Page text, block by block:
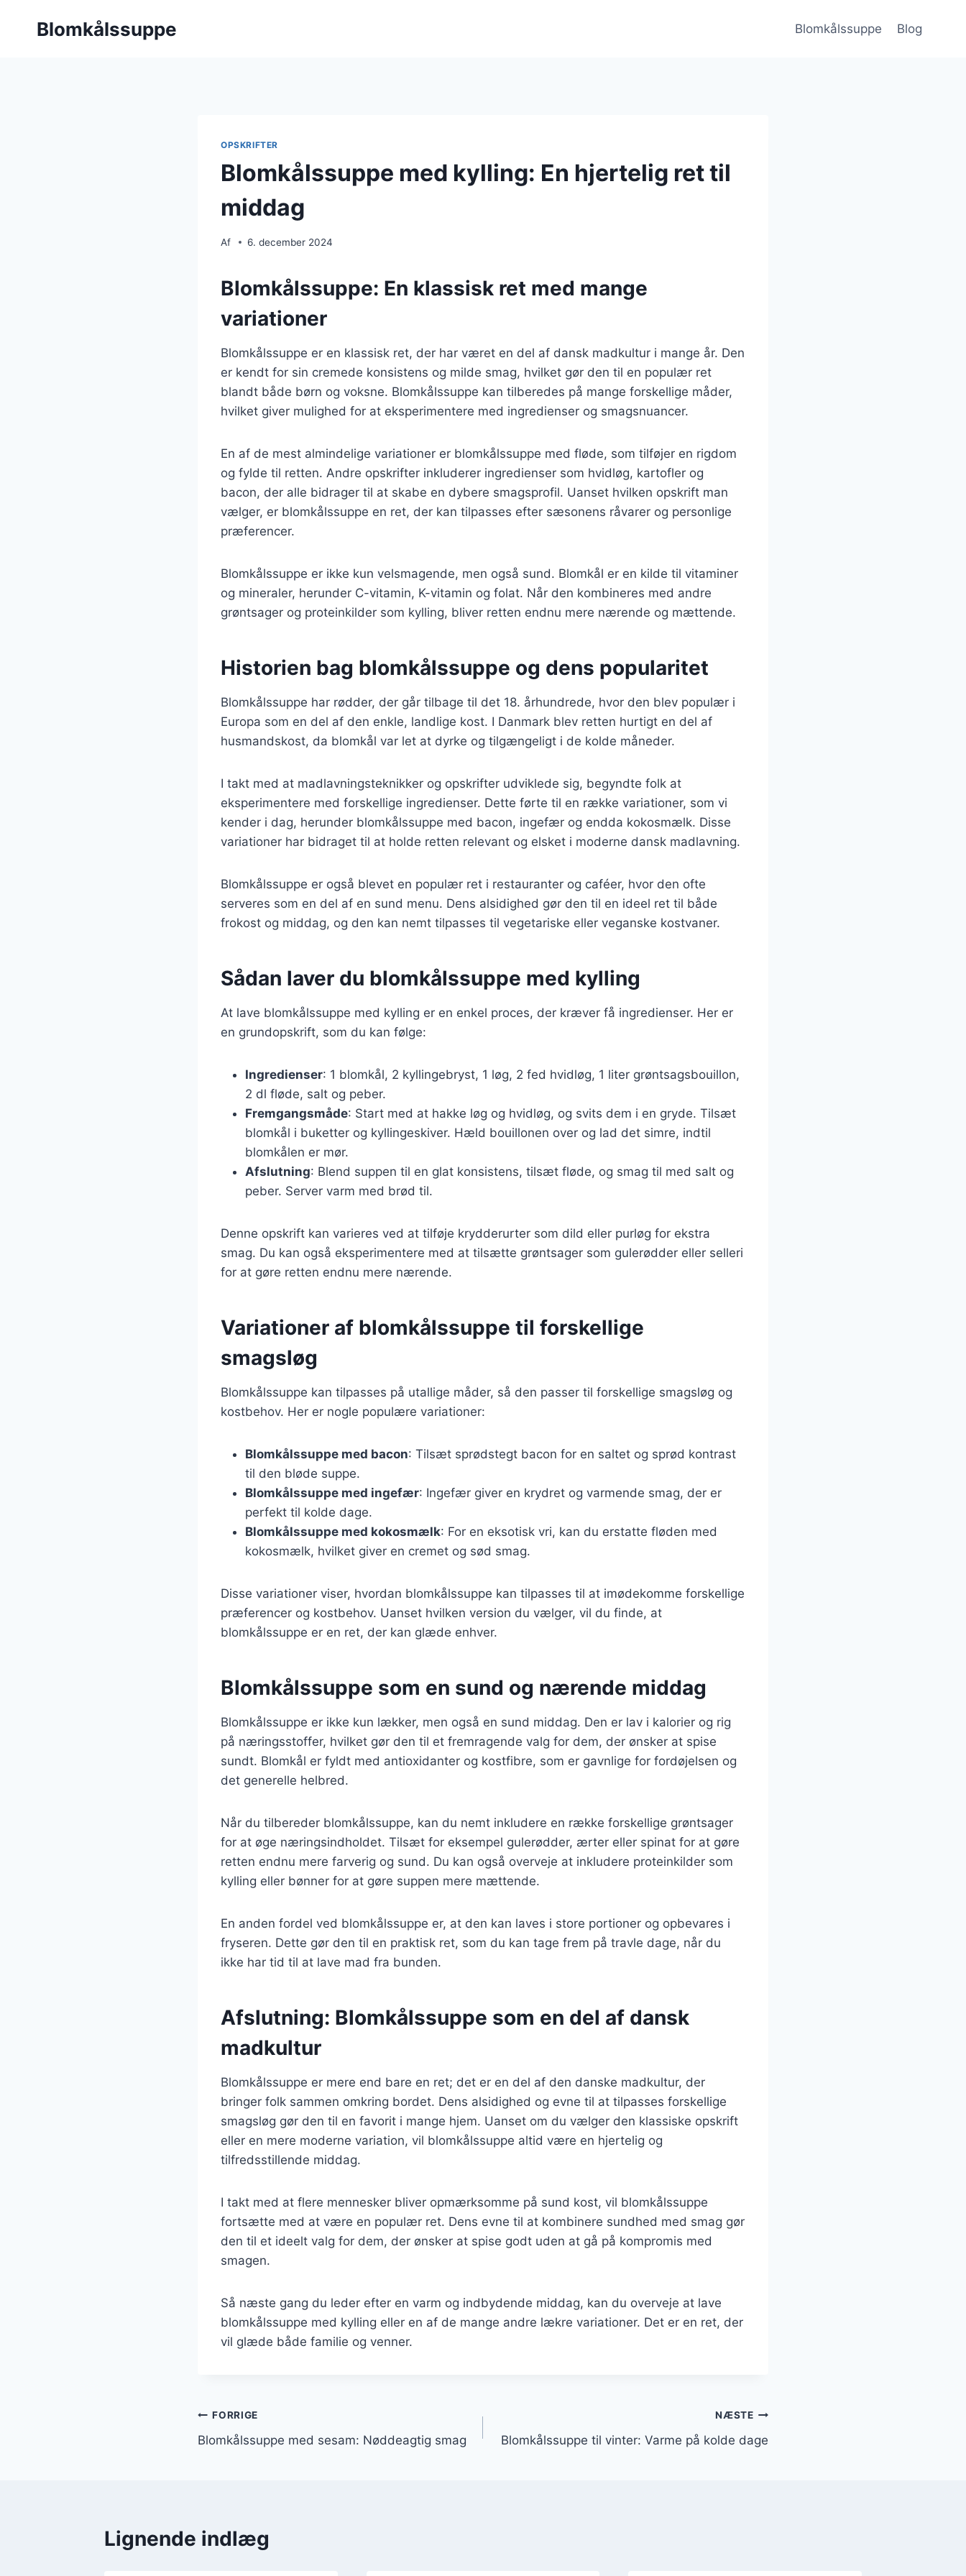
Blomkålssuppe Blomkålssuppe Blog
OPSKRIFTER
Blomkålssuppe med kylling: En hjertelig ret til
middag
Af 6. december 2024
Blomkålssuppe: En klassisk ret med mange
variationer
Blomkålssuppe er en klassisk ret, der har været en del af dansk madkultur i mange år. Den
er kendt for sin cremede konsistens og milde smag, hvilket gør den til en populær ret
blandt både børn og voksne. Blomkålssuppe kan tilberedes på mange forskellige måder,
hvilket giver mulighed for at eksperimentere med ingredienser og smagsnuancer.
En af de mest almindelige variationer er blomkålssuppe med fløde, som tilføjer en rigdom
og fylde til retten. Andre opskrifter inkluderer ingredienser som hvidløg, kartofler og
bacon, der alle bidrager til at skabe en dybere smagsprofil. Uanset hvilken opskrift man
vælger, er blomkålssuppe en ret, der kan tilpasses efter sæsonens råvarer og personlige
præferencer.
Blomkålssuppe er ikke kun velsmagende, men også sund. Blomkål er en kilde til vitaminer
og mineraler, herunder C-vitamin, K-vitamin og folat. Når den kombineres med andre
grøntsager og proteinkilder som kylling, bliver retten endnu mere nærende og mættende.
Historien bag blomkålssuppe og dens popularitet
Blomkålssuppe har rødder, der går tilbage til det 18. århundrede, hvor den blev populær i
Europa som en del af den enkle, landlige kost. I Danmark blev retten hurtigt en del af
husmandskost, da blomkål var let at dyrke og tilgængeligt i de kolde måneder.
I takt med at madlavningsteknikker og opskrifter udviklede sig, begyndte folk at
eksperimentere med forskellige ingredienser. Dette førte til en række variationer, som vi
kender i dag, herunder blomkålssuppe med bacon, ingefær og endda kokosmælk. Disse
variationer har bidraget til at holde retten relevant og elsket i moderne dansk madlavning.
Blomkålssuppe er også blevet en populær ret i restauranter og caféer, hvor den ofte
serveres som en del af en sund menu. Dens alsidighed gør den til en ideel ret til både
frokost og middag, og den kan nemt tilpasses til vegetariske eller veganske kostvaner.
Sådan laver du blomkålssuppe med kylling
At lave blomkålssuppe med kylling er en enkel proces, der kræver få ingredienser. Her er
en grundopskrift, som du kan følge:
Ingredienser: 1 blomkål, 2 kyllingebryst, 1 løg, 2 fed hvidløg, 1 liter grøntsagsbouillon,
2 dl fløde, salt og peber.
Fremgangsmåde: Start med at hakke løg og hvidløg, og svits dem i en gryde. Tilsæt
blomkål i buketter og kyllingeskiver. Hæld bouillonen over og lad det simre, indtil
blomkålen er mør.
Afslutning: Blend suppen til en glat konsistens, tilsæt fløde, og smag til med salt og
peber. Server varm med brød til.
Denne opskrift kan varieres ved at tilføje krydderurter som dild eller purløg for ekstra
smag. Du kan også eksperimentere med at tilsætte grøntsager som gulerødder eller selleri
for at gøre retten endnu mere nærende.
Variationer af blomkålssuppe til forskellige
smagsløg
Blomkålssuppe kan tilpasses på utallige måder, så den passer til forskellige smagsløg og
kostbehov. Her er nogle populære variationer:
Blomkålssuppe med bacon: Tilsæt sprødstegt bacon for en saltet og sprød kontrast
til den bløde suppe.
Blomkålssuppe med ingefær: Ingefær giver en krydret og varmende smag, der er
perfekt til kolde dage.
Blomkålssuppe med kokosmælk: For en eksotisk vri, kan du erstatte fløden med
kokosmælk, hvilket giver en cremet og sød smag.
Disse variationer viser, hvordan blomkålssuppe kan tilpasses til at imødekomme forskellige
præferencer og kostbehov. Uanset hvilken version du vælger, vil du finde, at
blomkålssuppe er en ret, der kan glæde enhver.
Blomkålssuppe som en sund og nærende middag
Blomkålssuppe er ikke kun lækker, men også en sund middag. Den er lav i kalorier og rig
på næringsstoffer, hvilket gør den til et fremragende valg for dem, der ønsker at spise
sundt. Blomkål er fyldt med antioxidanter og kostfibre, som er gavnlige for fordøjelsen og
det generelle helbred.
Når du tilbereder blomkålssuppe, kan du nemt inkludere en række forskellige grøntsager
for at øge næringsindholdet. Tilsæt for eksempel gulerødder, ærter eller spinat for at gøre
retten endnu mere farverig og sund. Du kan også overveje at inkludere proteinkilder som
kylling eller bønner for at gøre suppen mere mættende.
En anden fordel ved blomkålssuppe er, at den kan laves i store portioner og opbevares i
fryseren. Dette gør den til en praktisk ret, som du kan tage frem på travle dage, når du
ikke har tid til at lave mad fra bunden.
Afslutning: Blomkålssuppe som en del af dansk
madkultur
Blomkålssuppe er mere end bare en ret; det er en del af den danske madkultur, der
bringer folk sammen omkring bordet. Dens alsidighed og evne til at tilpasses forskellige
smagsløg gør den til en favorit i mange hjem. Uanset om du vælger den klassiske opskrift
eller en mere moderne variation, vil blomkålssuppe altid være en hjertelig og
tilfredsstillende middag.
I takt med at flere mennesker bliver opmærksomme på sund kost, vil blomkålssuppe
fortsætte med at være en populær ret. Dens evne til at kombinere sundhed med smag gør
den til et ideelt valg for dem, der ønsker at spise godt uden at gå på kompromis med
smagen.
Så næste gang du leder efter en varm og indbydende middag, kan du overveje at lave
blomkålssuppe med kylling eller en af de mange andre lækre variationer. Det er en ret, der
vil glæde både familie og venner.
Indlægsnavigation
FORRIGE
Blomkålssuppe med sesam: Nøddeagtig smag
NÆSTE
Blomkålssuppe til vinter: Varme på kolde dage
Lignende indlæg